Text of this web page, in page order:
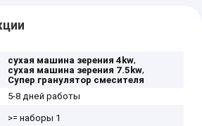
сухая машина зерения 4kw,
сухая машина зерения 7.5kw,
Супер гранулятор смесителя
5-8 дней работы
>= наборы 1